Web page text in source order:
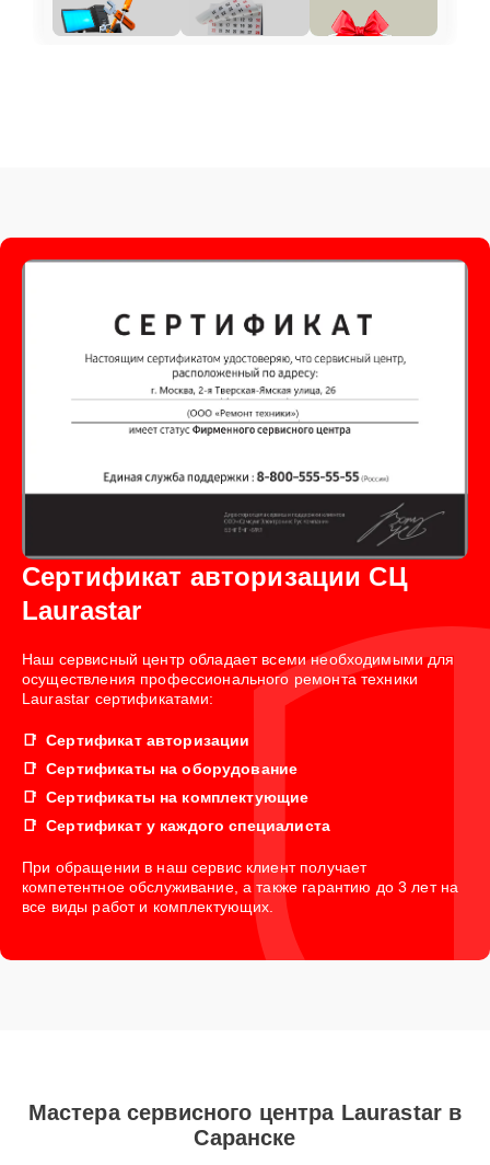
Сертификат авторизации СЦ
Laurastar
Наш сервисный центр обладает всеми необходимыми для
осуществления профессионального ремонта техники
Laurastar сертификатами:
Сертификат авторизации
Сертификаты на оборудование
Сертификаты на комплектующие
Сертификат у каждого специалиста
При обращении в наш сервис клиент получает
компетентное обслуживание, а также гарантию до 3 лет на
все виды работ и комплектующих.
Мастера сервисного центра Laurastar в
Саранске